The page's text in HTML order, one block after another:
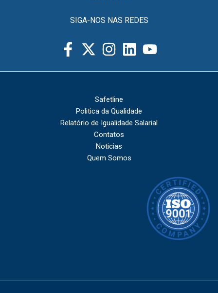
SIGA-NOS NAS REDES
Safetline
Politica da Qualidade
Relatório de Igualidade Salarial
Contatos
Noticias
Quem Somos